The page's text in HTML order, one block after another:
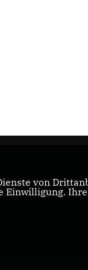
von
Einwilligung.